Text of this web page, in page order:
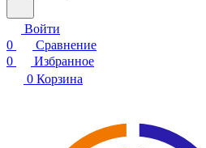
Войти
0
Сравнение
0
Избранное
0 Корзина